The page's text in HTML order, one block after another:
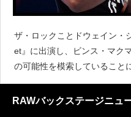
ザ・ロックことドウェイン・
et』に出演し、ビンス・マク
の可能性を模索していること
ンはWWE売却の可能性につ
ます。Former profess
RAWバックステージニュ